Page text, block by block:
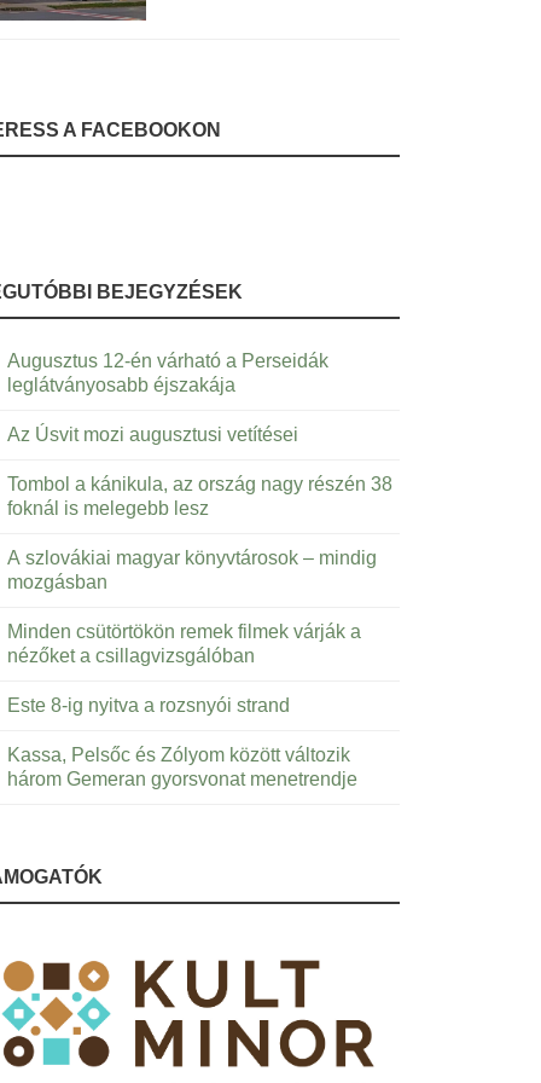
A FACEBOOKON
BEJEGYZÉSEK
Augusztus 12-én várható a Perseidák
leglátványosabb éjszakája
Az Úsvit mozi augusztusi vetítései
Tombol a kánikula, az ország nagy részén 38
foknál is melegebb lesz
A szlovákiai magyar könyvtárosok – mindig
mozgásban
Minden csütörtökön remek filmek várják a
nézőket a csillagvizsgálóban
Este 8-ig nyitva a rozsnyói strand
Kassa, Pelsőc és Zólyom között változik
három Gemeran gyorsvonat menetrendje